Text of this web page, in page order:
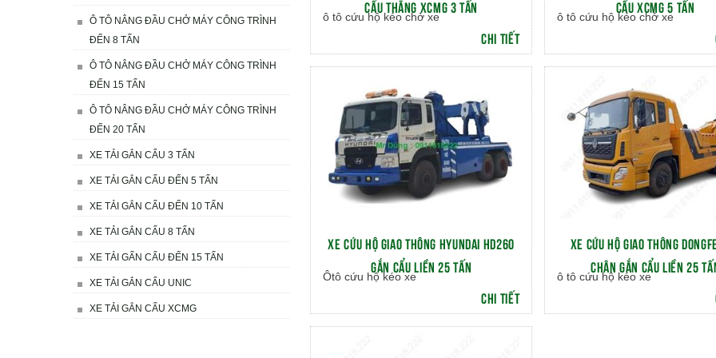
Ô TÔ NÂNG ĐẦU CHỞ MÁY CÔNG TRÌNH
ĐẾN 8 TẤN
Ô TÔ NÂNG ĐẦU CHỞ MÁY CÔNG TRÌNH
ĐẾN 15 TẤN
Ô TÔ NÂNG ĐẦU CHỞ MÁY CÔNG TRÌNH
ĐẾN 20 TẤN
XE TẢI GẮN CẨU 3 TẤN
XE TẢI GẮN CẨU ĐẾN 5 TẤN
XE TẢI GẮN CẨU ĐẾN 10 TẤN
XE TẢI GẮN CẨU 8 TẤN
XE TẢI GẤN CẨU ĐẾN 15 TẤN
XE TẢI GẮN CẨU UNIC
XE TẢI GẮN CẨU XCMG
CẨU THẲNG XCMG 3 TẤN
ô tô cứu hộ kéo chở xe
CHI TIẾT
CẨU XCMG 5 TẤN
ô tô cứu hộ kéo chở xe
XE CỨU HỘ GIAO THÔNG HYUNDAI HD260
GẮN CẨU LIỀN 25 TẤN
Ôtô cứu hộ kéo xe
CHI TIẾT
XE CỨU HỘ GIAO THÔNG
CHÂN GẮN CẨU LIỀN 25
ô tô cứu hộ kéo xe